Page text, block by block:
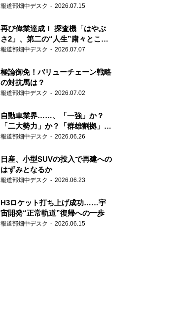
報道部畑中デスク 2026.07.15
再び偉業達成！ 探査機「はやぶ
さ2」、第二の“人生”粛々とこな
す
報道部畑中デスク 2026.07.07
極論御免！バリューチェーン戦略
の対抗馬は？
報道部畑中デスク 2026.07.02
自動車業界……、「一強」か？
「二大勢力」か？「群雄割拠」
か？
報道部畑中デスク 2026.06.26
日産、小型SUVの投入で再建への
はずみとなるか
報道部畑中デスク 2026.06.23
H3ロケット打ち上げ成功……宇
宙開発“正常軌道”復帰への一歩
報道部畑中デスク 2026.06.15